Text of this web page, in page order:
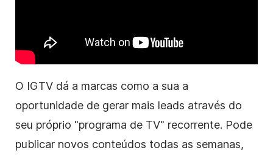
O IGTV dá a marcas como a sua a
oportunidade de gerar mais leads através do
seu próprio "programa de TV" recorrente. Pode
publicar novos conteúdos todas as semanas,